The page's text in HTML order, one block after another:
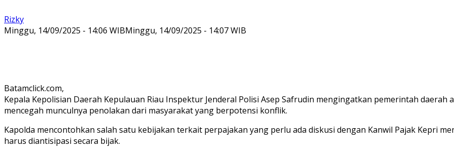
Rizky
Minggu, 14/09/2025 - 14:06 WIBMinggu, 14/09/2025 - 14:07 WIB
Batamclick.com,
Kepala Kepolisian Daerah Kepulauan Riau Inspektur Jenderal Polisi Asep Safrudin mengingatkan pemerintah
mencegah munculnya penolakan dari masyarakat yang berpotensi konflik.
Kapolda mencontohkan salah satu kebijakan terkait perpajakan yang perlu ada diskusi dengan Kanwil Pajak Kepri
harus diantisipasi secara bijak.